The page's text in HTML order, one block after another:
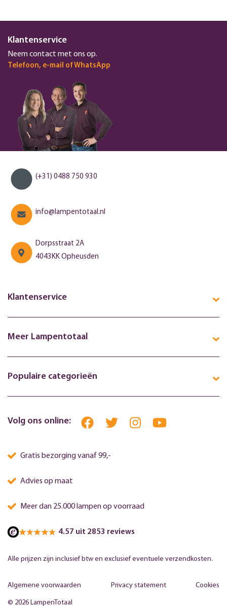
Klantenservice
Neem contact met ons op.
Telefoon, e-mail of WhatsApp
(+31) 0488 750 930
info@lampentotaal.nl
Dorpsstraat 2A
4043KK Opheusden
Klantenservice
Meer Lampentotaal
Populaire categorieën
Volg ons online:
Gratis bezorging vanaf 99,-
Advies op maat
Meer dan 25.000 lampen op voorraad
4.57 uit 2853 reviews
Alle prijzen zijn inclusief btw en exclusief eventuele verzendkosten.
© 2026 LampenTotaal
Algemene voorwaarden Privacy statement Cookies